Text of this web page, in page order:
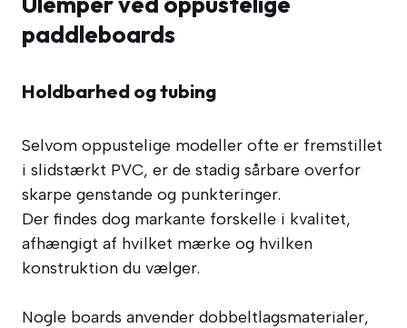
paddleboards
Holdbarhed og tubing
Selvom oppustelige modeller ofte er fremstillet
i slidstærkt PVC, er de stadig sårbare overfor
skarpe genstande og punkteringer.
Der findes dog markante forskelle i kvalitet,
afhængigt af hvilket mærke og hvilken
konstruktion du vælger.
Nogle boards anvender dobbeltlagsmaterialer,